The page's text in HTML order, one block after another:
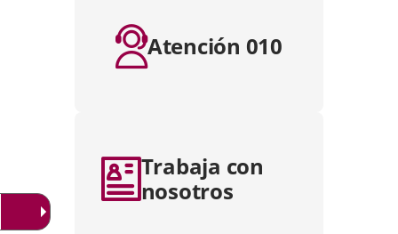
Atención 010
Trabaja con
nosotros